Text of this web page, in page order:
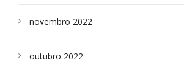
novembro 2022
outubro 2022